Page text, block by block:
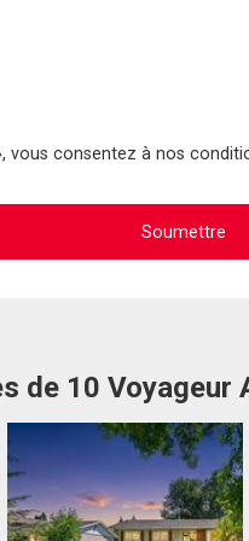
vous consentez à nos
de 10 Voyageur